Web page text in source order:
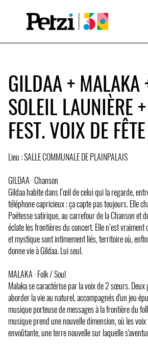
GILDAA +
SOLEIL LAUNIÈRE
FEST. VOIX DE
Lieu : SALLE COMMUNALE DE PLAINPALAIS
GILDAA · Chanson
Gildaa habite dans l’œil de celui qui la regarde,
téléphone capricieux : ça capte pas toujours. Elle
Poétesse satirique, au carrefour de la Chanson et
éclate les frontières du concert. Elle n’est
et mystique sont intimement liés, territoire où,
donne vie à Gildaa. Lui seul.
MALAKA · Folk / Soul
Malaka se caractérise par la voix de 2 sœurs.
aborder la vie au naturel, accompagnés d'un jeu
musique porteuse de messages à la frontière du
musique prend une nouvelle dimension, où les
envoûtante, une terre nouvelle sur laquelle